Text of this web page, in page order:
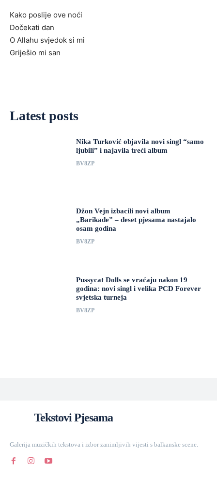
Kako poslije ove noći
Dočekati dan
O Allahu svjedok si mi
Griješio mi san
Latest posts
Nika Turković objavila novi singl “samo
ljubili” i najavila treći album
BV8ZP
Džon Vejn izbacili novi album
„Barikade” – deset pjesama nastajalo
osam godina
BV8ZP
Pussycat Dolls se vraćaju nakon 19
godina: novi singl i velika PCD Forever
svjetska turneja
BV8ZP
Tekstovi Pjesama
Galerija muzičkih tekstova i izbor zanimljivih vijesti s balkanske scene.